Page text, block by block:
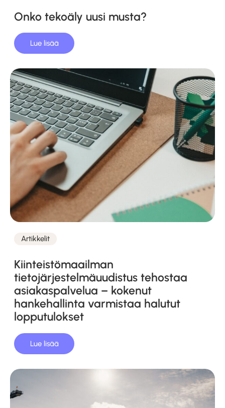
Onko tekoäly uusi musta?
Lue lisää
Kategoriat
Artikkelit
Kiinteistömaailman
tietojärjestelmäuudistus tehostaa
asiakaspalvelua – kokenut
hankehallinta varmistaa halutut
lopputulokset
Lue lisää